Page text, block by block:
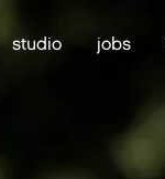
studio jobs